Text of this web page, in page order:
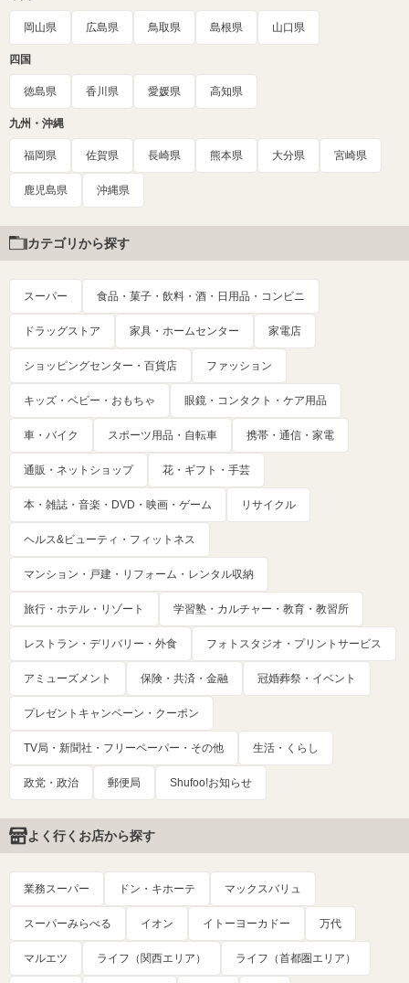
岡山県 広島県 鳥取県 島根県 山口県
四国
徳島県 香川県 愛媛県 高知県
九州・沖縄
福岡県 佐賀県 長崎県 熊本県 大分県 宮崎県
鹿児島県 沖縄県
カテゴリから探す
スーパー 食品・菓子・飲料・酒・日用品・コンビニ
ドラッグストア 家具・ホームセンター 家電店
ショッピングセンター・百貨店 ファッション
キッズ・ベビー・おもちゃ 眼鏡・コンタクト・ケア用品
車・バイク スポーツ用品・自転車 携帯・通信・家電
通販・ネットショップ 花・ギフト・手芸
本・雑誌・音楽・DVD・映画・ゲーム リサイクル
ヘルス&ビューティ・フィットネス
マンション・戸建・リフォーム・レンタル収納
旅行・ホテル・リゾート 学習塾・カルチャー・教育・教習所
レストラン・デリバリー・外食 フォトスタジオ・プリントサービス
アミューズメント 保険・共済・金融 冠婚葬祭・イベント
プレゼントキャンペーン・クーポン
TV局・新聞社・フリーペーパー・その他 生活・くらし
政党・政治 郵便局 Shufoo!お知らせ
よく行くお店から探す
業務スーパー ドン・キホーテ マックスバリュ
スーパーみらべる イオン イトーヨーカドー 万代
マルエツ ライフ（関西エリア） ライフ（首都圏エリア）